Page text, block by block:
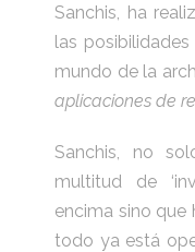
Sanchis, ha
las
mundo de la
aplicaciones de
Sanchis, no
multitud de
encima sino que
todo ya está